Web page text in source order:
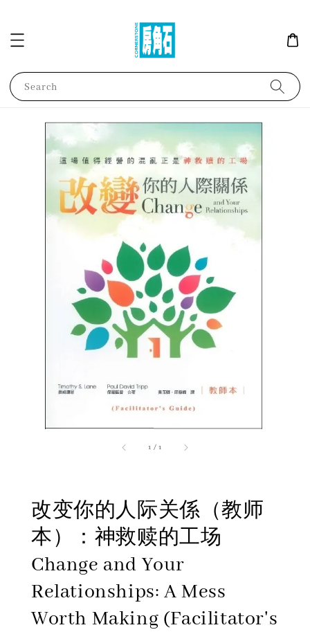
Search
1 /1
改变你的人际关係（教师
本）：神救赎的工场
Change and Your
Relationships: A Mess
Worth Making (Facilitator's